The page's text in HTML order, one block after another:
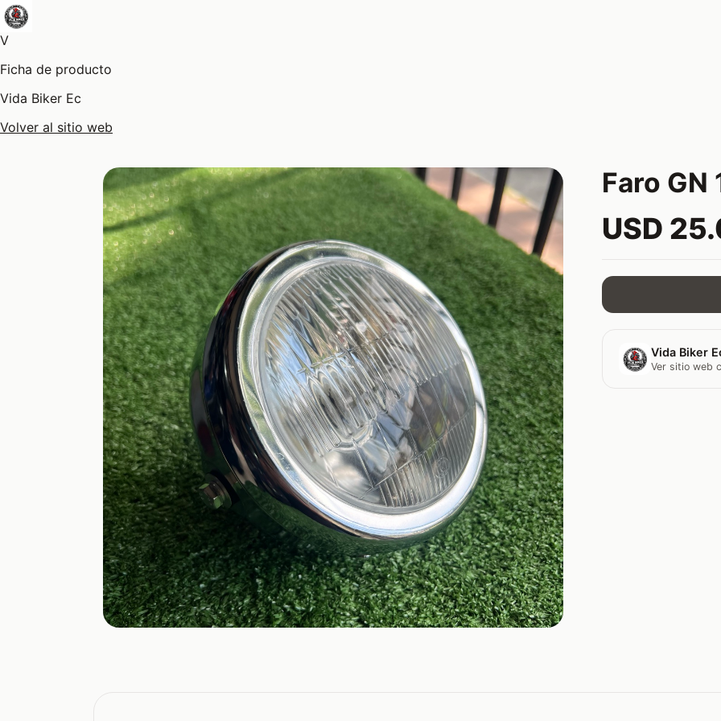
V
Ficha de producto
Vida Biker Ec
Volver al sitio web
Faro GN
USD
Vida Biker
Ver sitio web